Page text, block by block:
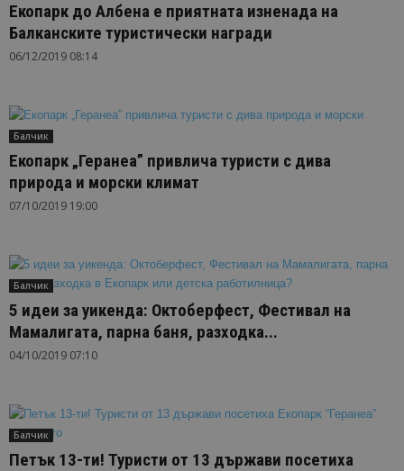
Екопарк до Албена е приятната изненада на
Балканските туристически награди
06/12/2019 08:14
Балчик
Екопарк „Геранеа” привлича туристи с дива
природа и морски климат
07/10/2019 19:00
Балчик
5 идеи за уикенда: Октоберфест, Фестивал на
Мамалигата, парна баня, разходка...
04/10/2019 07:10
Балчик
Петък 13-ти! Туристи от 13 държави посетиха